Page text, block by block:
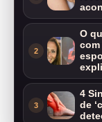
2
O
com
3
4
de